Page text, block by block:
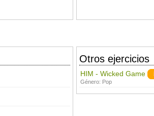
Otros ejercicios
HIM - Wicked Game
Género: Pop